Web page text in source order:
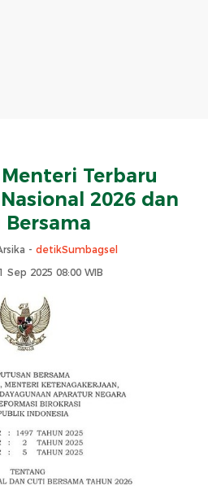
Terbaru
2026 dan
Bersama
- detikSumbagsel
Sep 2025 08:00 WIB